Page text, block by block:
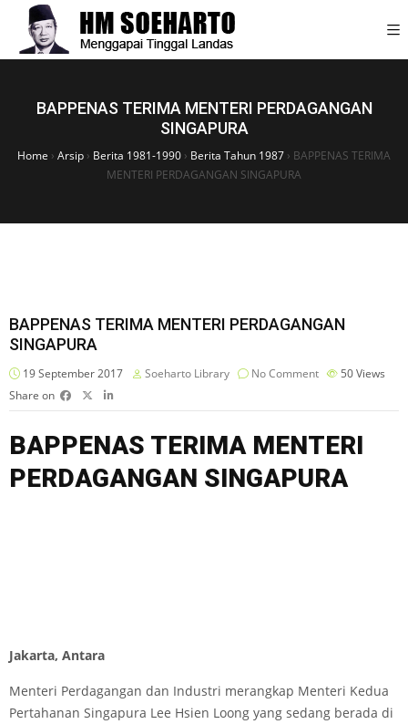
BAPPENAS TERIMA MENTERI PERDAGANGAN
SINGAPURA
Home › Arsip › Berita 1981-1990 › Berita Tahun 1987 › BAPPENAS TERIMA
MENTERI PERDAGANGAN SINGAPURA
BAPPENAS TERIMA MENTERI PERDAGANGAN
SINGAPURA
19 September 2017 Soeharto Library No Comment 50Views
Share on
BAPPENAS TERIMA MENTERI
PERDAGANGAN SINGAPURA
Jakarta, Antara
Menteri Perdagangan dan Industri merangkap Menteri Kedua
Pertahanan Singapura Lee Hsien Loong yang sedang berada di